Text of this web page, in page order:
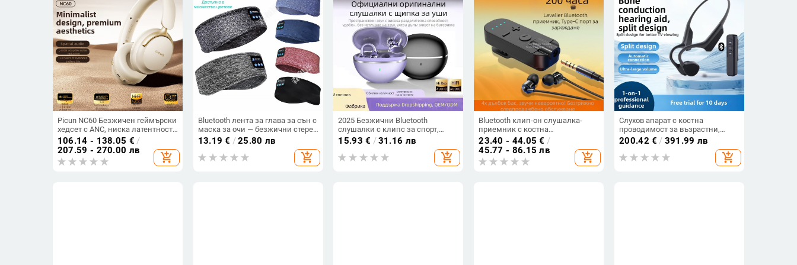
Picun NC60 Безжичен геймърски
хедсет с ANC, ниска латентност
за киберспорт, Bluetooth 5.4,
живот на батерията над 8 часа,
обхват 10 м
106.14 - 138.05 € /
207.59 - 270.00 лв
add_shopping_cart
Bluetooth лента за глава за сън с
маска за очи — безжични стерео
слушалки, Bluetooth 5.4, обхват
15 м, над 8 ч батерия, за
разговори и музика
13.19 € /25.80 лв
add_shopping_cart
2025 Безжични Bluetooth
слушалки с клипс за спорт,
дълъг живот на батерията,
шумопотискане,
висококачествен звук и
15.93 € /31.16 лв
add_shopping_cart
Bluetooth клип-он слушалка-
приемник с костна
проводимост, висококачествен
звук, шумопотискане, HD
обаждания и слушане на музика
23.40 - 44.05 € /
45.77 - 86.15 лв
add_shopping_cart
Слухов апарат с костна
проводимост за възрастни,
двустранен, Bluetooth,
водоустойчив, интелигентно
устройство за слух
200.42 € / 391.99 лв
add_shopping_cart